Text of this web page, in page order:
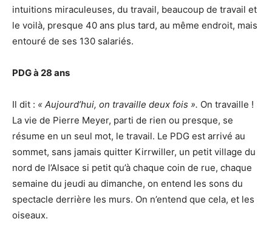
intuitions miraculeuses, du travail, beaucoup de travail et
le voilà, presque 40 ans plus tard, au même endroit, mais
entouré de ses 130 salariés.
PDG à 28 ans
Il dit : « Aujourd’hui, on travaille deux fois ». On travaille !
La vie de Pierre Meyer, parti de rien ou presque, se
résume en un seul mot, le travail. Le PDG est arrivé au
sommet, sans jamais quitter Kirrwiller, un petit village du
nord de l’Alsace si petit qu’à chaque coin de rue, chaque
semaine du jeudi au dimanche, on entend les sons du
spectacle derrière les murs. On n’entend que cela, et les
oiseaux.